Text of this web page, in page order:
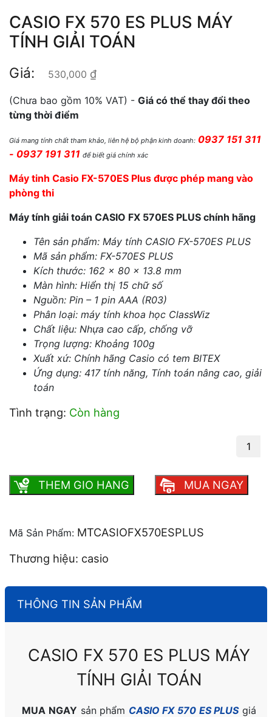
CASIO FX 570 ES PLUS MÁY
TÍNH GIẢI TOÁN
Giá: 530,000 ₫
(Chưa bao gồm 10% VAT) - Giá có thể thay đổi theo
từng thời điểm
Giá mang tính chất tham khảo, liên hệ bộ phận kinh doanh: 0937 151 311
- 0937 191 311 để biết giá chính xác
Máy tinh Casio FX-570ES Plus được phép mang vào
phòng thi
Máy tính giải toán CASIO FX 570ES PLUS chính hãng
Tên sản phẩm: Máy tính CASIO FX-570ES PLUS
Mã sản phẩm: FX-570ES PLUS
Kích thước: 162 x 80 x 13.8 mm
Màn hình: Hiển thị 15 chữ số
Nguồn: Pin – 1 pin AAA (R03)
Phân loại: máy tính khoa học ClassWiz
Chất liệu: Nhựa cao cấp, chống vỡ
Trọng lượng: Khoảng 100g
Xuất xứ: Chính hãng Casio có tem BITEX
Ứng dụng: 417 tính năng, Tính toán nâng cao, giải
toán
Tình trạng: Còn hàng
THEM GIO HANG MUA NGAY
Mã Sản Phẩm: MTCASIOFX570ESPLUS
Thương hiệu: casio
THÔNG TIN SẢN PHẨM
CASIO FX 570 ES PLUS MÁY
TÍNH GIẢI TOÁN
MUA NGAY sản phẩm CASIO FX 570 ES PLUSgiá